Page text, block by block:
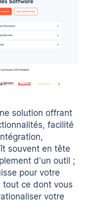
solution offrant
facilité
souvent en tête
d'un outil ;
pour votre
tout ce dont vous
votre